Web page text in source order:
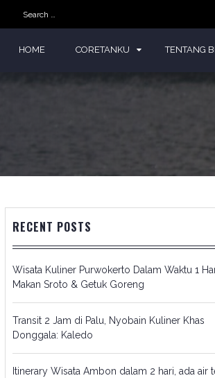
Search
for:
HOME CORETANKU TENTANG
RECENT POSTS
Wisata Kuliner Purwokerto Dalam Waktu 1
Makan Sroto & Getuk Goreng
Transit 2 Jam di Palu, Nyobain Kuliner Khas
Donggala: Kaledo
Itinerary Wisata Ambon dalam 2 hari, ada air